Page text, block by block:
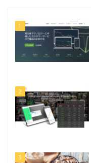
1
2
3